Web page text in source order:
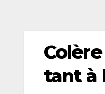
tant à